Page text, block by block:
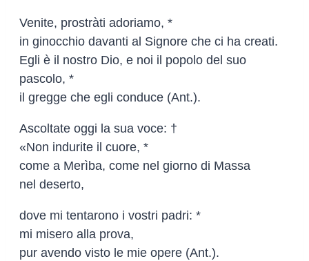
Venite, prostràti adoriamo, *
in ginocchio davanti al Signore che ci ha creati.
Egli è il nostro Dio, e noi il popolo del suo
pascolo, *
il gregge che egli conduce (Ant.).
Ascoltate oggi la sua voce: †
«Non indurite il cuore, *
come a Merìba, come nel giorno di Massa
nel deserto,
dove mi tentarono i vostri padri: *
mi misero alla prova,
pur avendo visto le mie opere (Ant.).